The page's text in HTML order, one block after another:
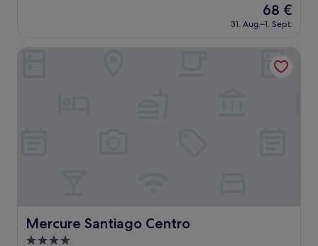
Bewertungen)
Der
Preis
beträgt
68 €
31. Aug.–1. Sept.
Mercure Santiago Centro
Mercure Santiago Centro
4.0-